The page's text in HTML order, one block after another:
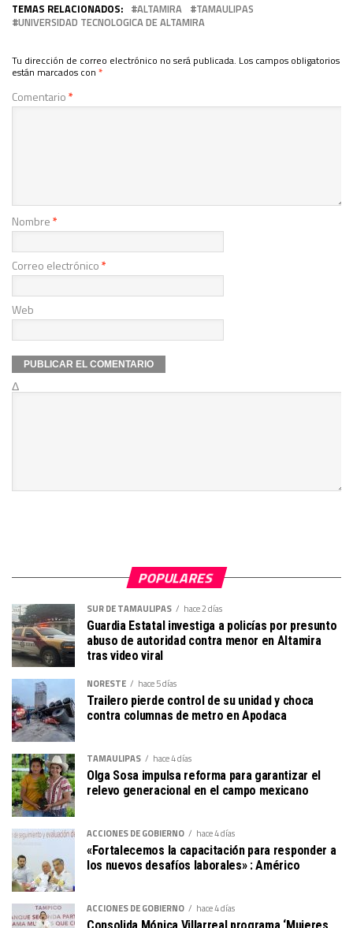
TEMAS RELACIONADOS: ALTAMIRA
TAMAULIPAS
UNIVERSIDAD TECNOLOGICA DE ALTAMIRA
Tu dirección de correo electrónico no será publicada. Los campos obligatorios
están marcados con *
Comentario*
Nombre*
Correo electrónico*
Web
Δ
POPULARES
SUR DE TAMAULIPAS hace 2 días
Guardia Estatal investiga a policías por presunto
abuso de autoridad contra menor en Altamira
tras video viral
NORESTE hace 5 días
Trailero pierde control de su unidad y choca
contra columnas de metro en Apodaca
TAMAULIPAS hace 4 días
Olga Sosa impulsa reforma para garantizar el
relevo generacional en el campo mexicano
ACCIONES DE GOBIERNO hace 4 días
«Fortalecemos la capacitación para responder a
los nuevos desafíos laborales» : Américo
ACCIONES DE GOBIERNO hace 4 días